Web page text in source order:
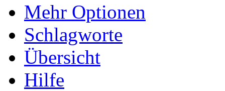
Mehr Optionen
Schlagworte
Übersicht
Hilfe